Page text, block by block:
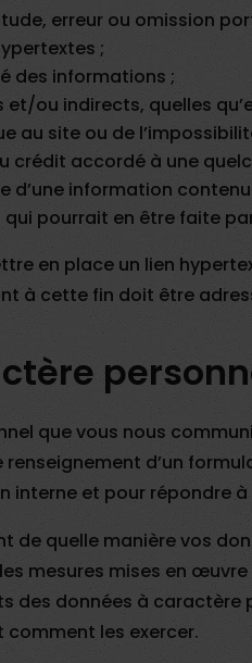
erreur ou omission
;
des informations ;
ou indirects, quelles
au site ou de
crédit accordé à une
d’une information
pourrait en être faite
en place un lien
à cette fin doit être
que vous nous
d’un
interne et pour répondre
de quelle manière vos
mesures mises en
des données à
les exercer.